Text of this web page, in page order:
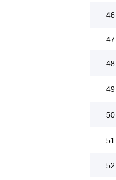
46
47
48
49
50
51
52